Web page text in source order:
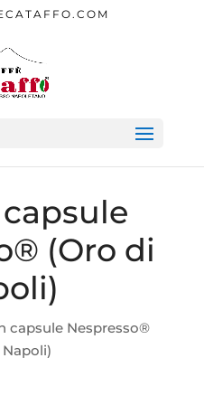
(Oro di
capsule Nespresso®